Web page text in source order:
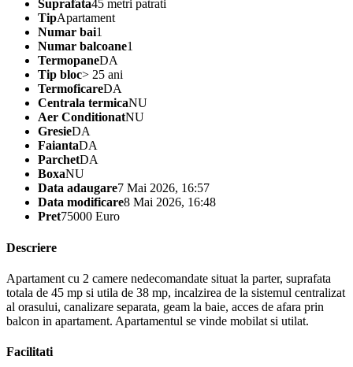
Suprafata45 metri patrati
TipApartament
Numar bai1
Numar balcoane1
TermopaneDA
Tip bloc> 25 ani
TermoficareDA
Centrala termicaNU
Aer ConditionatNU
GresieDA
FaiantaDA
ParchetDA
BoxaNU
Data adaugare7 Mai 2026, 16:57
Data modificare8 Mai 2026, 16:48
Pret75000 Euro
Descriere
Apartament cu 2 camere nedecomandate situat la parter, suprafata
totala de 45 mp si utila de 38 mp, incalzirea de la sistemul centralizat
al orasului, canalizare separata, geam la baie, acces de afara prin
balcon in apartament. Apartamentul se vinde mobilat si utilat.
Facilitati